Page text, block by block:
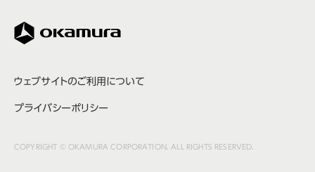
ウェブサイトのご利用について
プライバシーポリシー
COPYRIGHT © OKAMURA CORPORATION. ALL RIGHTS RESERVED.